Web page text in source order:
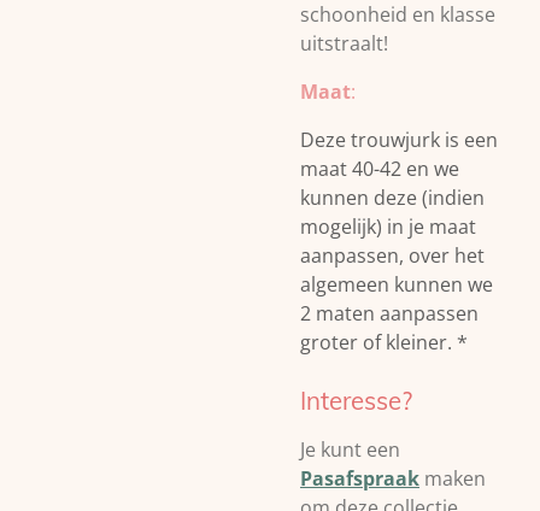
schoonheid en klasse
uitstraalt!
Maat:
Deze trouwjurk is een
maat 40-42 en we
kunnen deze (indien
mogelijk) in je maat
aanpassen, over het
algemeen kunnen we
2 maten aanpassen
groter of kleiner. *
Interesse?
Je kunt een
Pasafspraak maken